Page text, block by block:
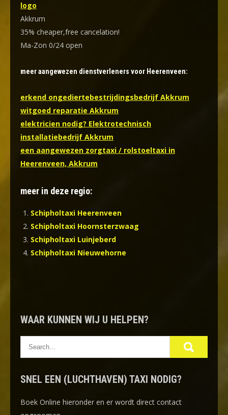
logo
Akkrum
35% cheaper,free cancelation!
Ma-Zon 0/24 open
meer aangewezen dienstverleners voor Heerenveen:
erkend ongediertebestrijdingsbedrijf Akkrum
witgoed reparatie Akkrum
elektricien nodig? Elektrotechnisch
installatiebedrijf Akkrum
een aangewezen zorgtaxi / rolstoeltaxi in
Heerenveen, Akkrum
meer in deze regio:
Schipholtaxi Heerenveen
Schipholtaxi Hoornsterzwaag
Schipholtaxi Luinjeberd
Schipholtaxi Nieuwehorne
WAAR KUNNEN WIJ U HELPEN?
SNEL EEN (LUCHTHAVEN) TAXI NODIG?
Boek Online hieronder en er wordt direct contact